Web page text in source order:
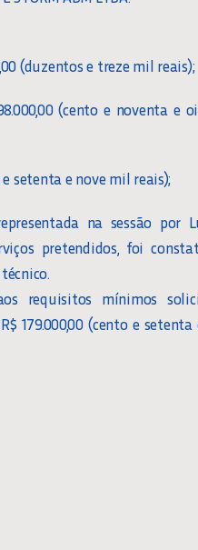
(duzentos e treze mil reais);
(cento e noventa e
setenta e nove mil reais);
na sessão por
pretendidos, foi
requisitos mínimos
179.000,00 (cento e setenta